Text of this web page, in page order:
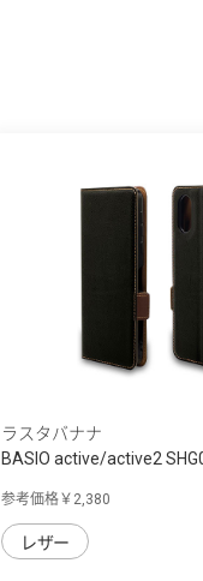
ラスタバナナ
BASIO active/active2
参考価格￥2,380
レザー